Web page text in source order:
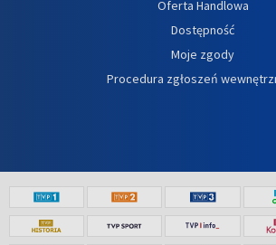
Oferta Handlowa
Dostępność
Moje zgody
Procedura zgłoszeń